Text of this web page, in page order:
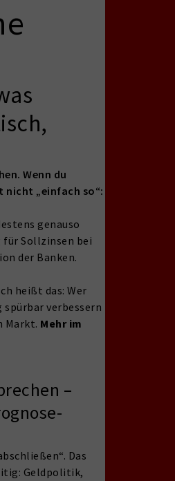
Wenn du
nicht „einfach so“:
genauso
Sollzinsen bei
der Banken.
heißt das: Wer
verbessern
Markt. Mehr im
–
Das
Geldpolitik,